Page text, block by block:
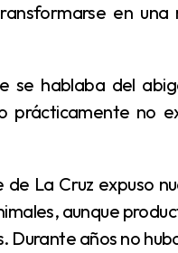
en
prácticamente no
aunque
Durante años no